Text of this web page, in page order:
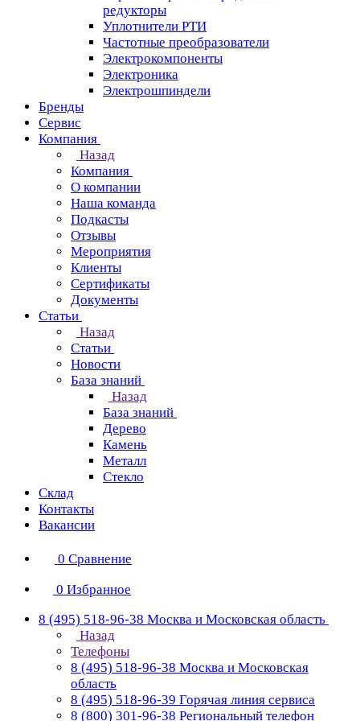
редукторы
Уплотнители РТИ
Частотные преобразователи
Электрокомпоненты
Электроника
Электрошпиндели
Бренды
Сервис
Компания
Назад
Компания
О компании
Наша команда
Подкасты
Отзывы
Мероприятия
Клиенты
Сертификаты
Документы
Статьи
Назад
Статьи
Новости
База знаний
Назад
База знаний
Дерево
Камень
Металл
Стекло
Склад
Контакты
Вакансии
0 Сравнение
0 Избранное
8 (495) 518-96-38 Москва и Московская область
Назад
Телефоны
8 (495) 518-96-38 Москва и Московская
область
8 (495) 518-96-39 Горячая линия сервиса
8 (800) 301-96-38 Региональный телефон